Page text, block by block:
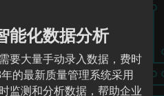
能化数据分析
要大量手动录入数据，费时
的最新质量管理系统采用
监测和分析数据，帮助企业